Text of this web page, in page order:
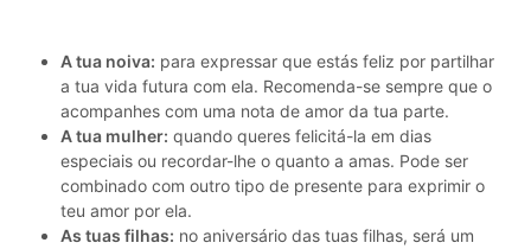
A tua noiva: para expressar que estás feliz por partilhar
a tua vida futura com ela. Recomenda-se sempre que o
acompanhes com uma nota de amor da tua parte.
A tua mulher: quando queres felicitá-la em dias
especiais ou recordar-lhe o quanto a amas. Pode ser
combinado com outro tipo de presente para exprimir o
teu amor por ela.
As tuas filhas: no aniversário das tuas filhas, será um